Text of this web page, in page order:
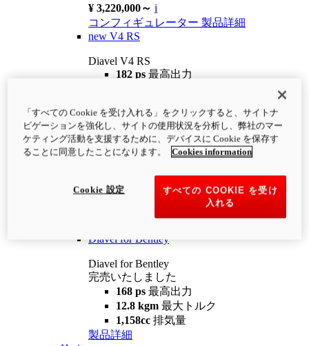
¥ 3,220,000～ i
コンフィギュレーター 製品詳細
new V4 RS
Diavel V4 RS
182 ps 最高出力
¥4,400,000 i
コンフィギュレーター 製品詳細
newV4 RS 100
12.2 kgm
最大トルク
装備重量（燃料を除く）
Diavel for Bentley
Diavel for Bentley
完売いたしました
168 ps 最高出力
12.8 kgm 最大トルク
1,158cc 排気量
製品詳細
「すべての Cookie を受け入れる」をクリックすると、サイトナ
ビゲーションを強化し、サイトの使用状況を分析し、弊社のマー
ケティング活動を支援するために、デバイスに Cookie を保存す
ることに同意したことになります。
Cookies information
すべての COOKIE を受け
入れる
Cookie 設定